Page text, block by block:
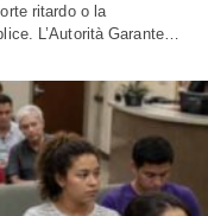
ritardo o la
L’Autorità Garante…